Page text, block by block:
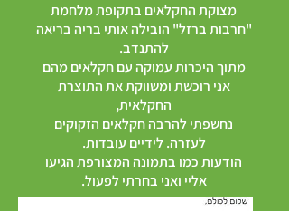
מצוקת החקלאים בתקופת מלחמת
"חרבות ברזל" הובילה אותי בריה בריאה
להתנדב.
מתוך היכרות עמוקה עם חקלאים מהם
אני רוכשת ומשווקת את התוצרת
החקלאית,
נחשפתי להרבה חקלאים הזקוקים
לעזרה. לידיים עובדות.
הודעות כמו בתמונה המצורפת הגיעו
אליי ואני בחרתי לפעול.
...